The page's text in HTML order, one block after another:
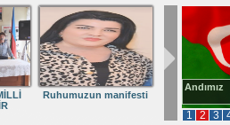
1 2 3
Andımız
Ruhumuzun manifesti